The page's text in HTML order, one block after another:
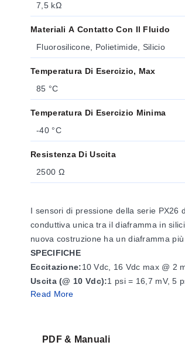
7,5 kΩ
Materiali A Contatto Con Il Fluido
Fluorosilicone, Polietimide, Silicio
Temperatura Di Esercizio, Max
85 °C
Temperatura Di Esercizio Minima
-40 °C
Resistenza Di Uscita
2500 Ω
I sensori di pressione della serie PX26
conduttiva unica tra il diaframma in
nuova costruzione ha un diaframma
SPECIFICHE
Eccitazione:10 Vdc, 16 Vdc max @ 2
Uscita (@ 10 Vdc):1 psi = 16,7 mV, 5
Linearità:± 0,25% FS BFSL Tipico
Bilanciamento a Zero:
Read More
PDF & Manuali